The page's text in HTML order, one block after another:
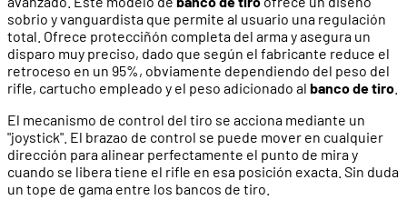
sobrio y vanguardista que permite al usuario una regulación
total. Ofrece protecciñón completa del arma y asegura un
disparo muy preciso, dado que según el fabricante reduce el
retroceso en un 95%, obviamente dependiendo del peso del
rifle, cartucho empleado y el peso adicionado al banco de tiro
El mecanismo de control del tiro se acciona mediante un
"joystick". El brazao de control se puede mover en cualquier
dirección para alinear perfectamente el punto de mira y
cuando se libera tiene el rifle en esa posición exacta. Sin duda
un tope de gama entre los bancos de tiro.